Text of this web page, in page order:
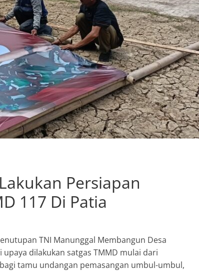
Persiapan
117 Di Patia
TNI Manunggal Membangun Desa
dilakukan satgas TMMD mulai dari
tamu undangan pemasangan umbul-umbul,